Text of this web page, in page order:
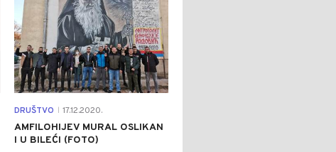
DRUŠTVO 17.12.2020.
AMFILOHIJEV MURAL OSLIKAN
I U BILEĆI (FOTO)